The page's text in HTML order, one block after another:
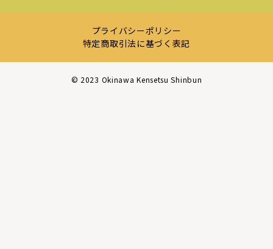
プライバシーポリシー
特定商取引法に基づく表記
©︎ 2023 Okinawa Kensetsu Shinbun